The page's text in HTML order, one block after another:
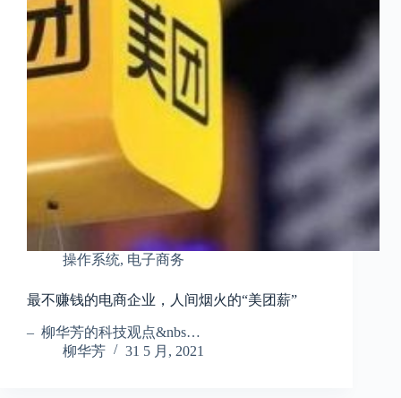
操作系统, 电子商务
最不赚钱的电商企业，人间烟火的“美团薪”
– 柳华芳的科技观点&nbs…
柳华芳
31 5 月, 2021